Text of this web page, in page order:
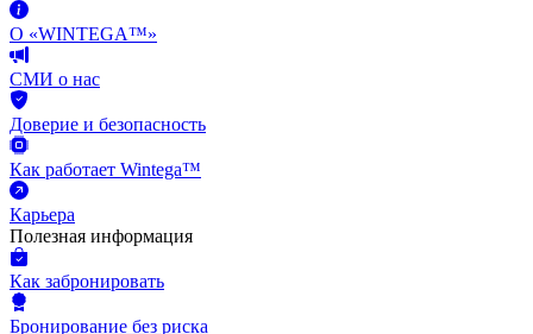
О «WINTEGA™»
СМИ о нас
Доверие и безопасность
Как работает Wintega™
Карьера
Полезная информация
Как забронировать
Бронирование без риска